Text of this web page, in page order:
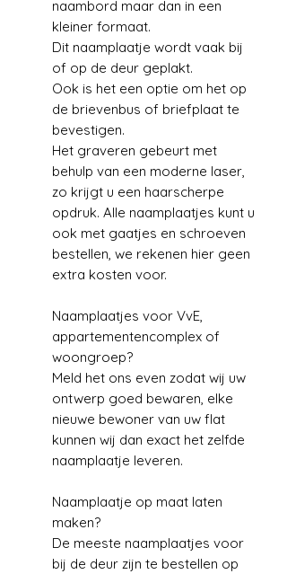
naambord maar dan in een
kleiner formaat.
Dit naamplaatje wordt vaak bij
of op de deur geplakt.
Ook is het een optie om het op
de brievenbus of briefplaat te
bevestigen.
Het graveren gebeurt met
behulp van een moderne laser,
zo krijgt u een haarscherpe
opdruk. Alle naamplaatjes kunt u
ook met gaatjes en schroeven
bestellen, we rekenen hier geen
extra kosten voor.
Naamplaatjes voor VvE,
appartementencomplex of
woongroep?
Meld het ons even zodat wij uw
ontwerp goed bewaren, elke
nieuwe bewoner van uw flat
kunnen wij dan exact het zelfde
naamplaatje leveren.
Naamplaatje op maat laten
maken?
De meeste naamplaatjes voor
bij de deur zijn te bestellen op